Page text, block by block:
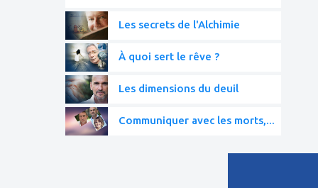
Les secrets de l'Alchimie
À quoi sert le rêve ?
Les dimensions du deuil
Communiquer avec les morts,...